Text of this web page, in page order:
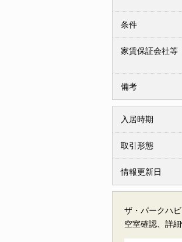
条件
家賃保証会社等
備考
入居時期
取引形態
情報更新日
ザ・パークハ
空室確認、詳